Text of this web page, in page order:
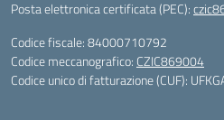
Posta elettronica certificata (PEC):
Codice fiscale: 84000710792
Codice meccanografico: CZIC869004
Codice unico di fatturazione (CUF):